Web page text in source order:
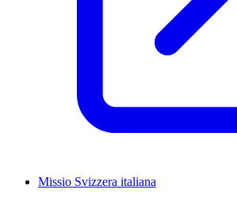
Missio Svizzera italiana